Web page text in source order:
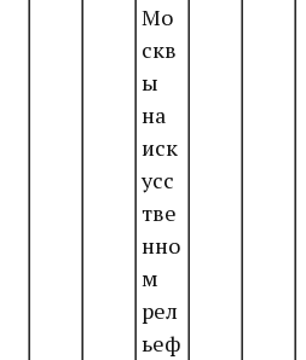
Мо
скв
ы
на
иск
усс
тве
нно
м
рел
ьеф